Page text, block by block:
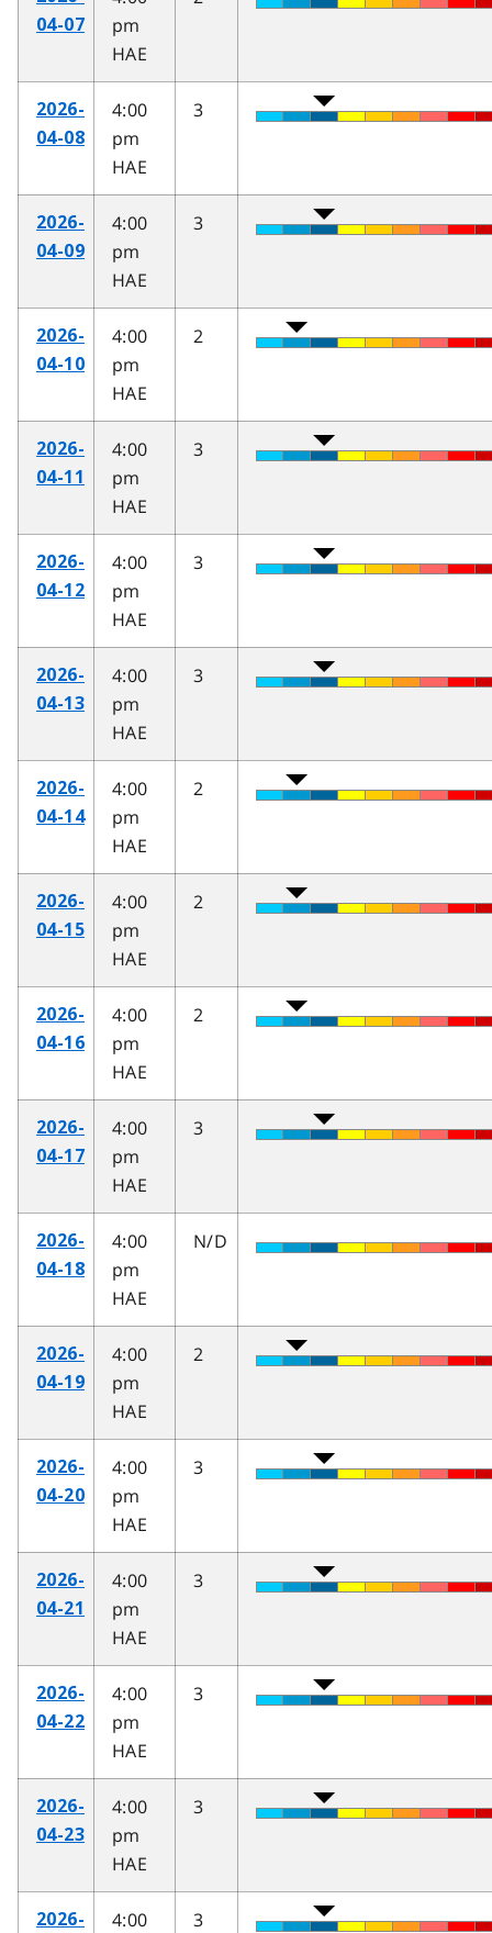
04-07
pm
HAE
2026-
04-08
4:00
pm
HAE
3
2026-
04-09
4:00
pm
HAE
3
2026-
04-10
4:00
pm
HAE
2
2026-
04-11
4:00
pm
HAE
3
2026-
04-12
4:00
pm
HAE
3
2026-
04-13
4:00
pm
HAE
3
2026-
04-14
4:00
pm
HAE
2
2026-
04-15
4:00
pm
HAE
2
2026-
04-16
4:00
pm
HAE
2
2026-
04-17
4:00
pm
HAE
3
2026-
04-18
4:00
pm
HAE
N/D
2026-
04-19
4:00
pm
HAE
2
2026-
04-20
4:00
pm
HAE
3
2026-
04-21
4:00
pm
HAE
3
2026-
04-22
4:00
pm
HAE
3
2026-
04-23
4:00
pm
HAE
3
2026-
4:00
3